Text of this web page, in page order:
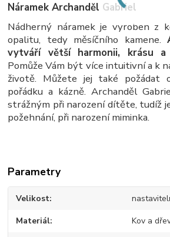
Náramek Archanděl Gabriel
Nádherný náramek je vyroben z
opalitu, tedy měsíčního kamene.
vytváří větší harmonii, krásu
Pomůže Vám být více intuitivní a k
životě. Můžete jej také požádat
pořádku a kázně. Archanděl
strážným při narození dítěte, tudíž
požehnání, při narození miminka.
Parametry
Velikost
Materiál Kov a